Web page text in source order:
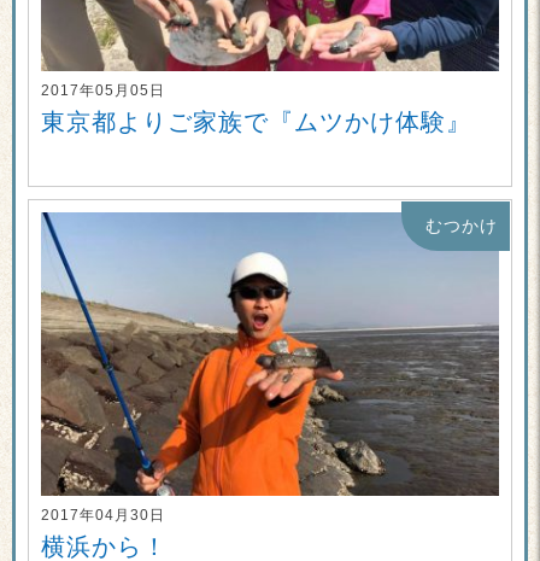
2017年05月05日
東京都よりご家族で『ムツかけ体験』
むつかけ
2017年04月30日
横浜から！